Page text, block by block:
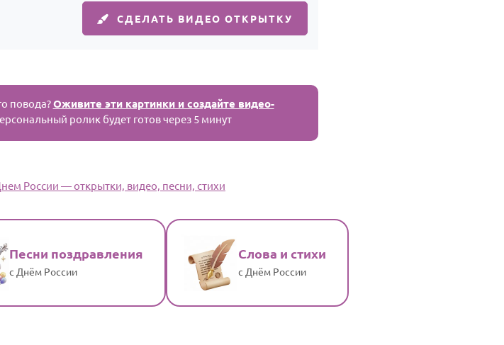
СДЕЛАТЬ ВИДЕО ОТКРЫТКУ
повода?Оживите эти картинки и создайте видео-
ролик будет готов через 5 минут
России — открытки, видео, песни, стихи
Песни поздравления
с Днём России
Слова и стихи
с Днём России